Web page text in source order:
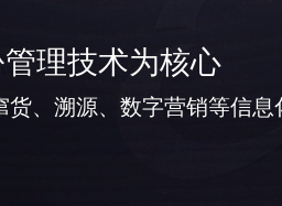
理技术为核心
货、溯源、数字营销等信息